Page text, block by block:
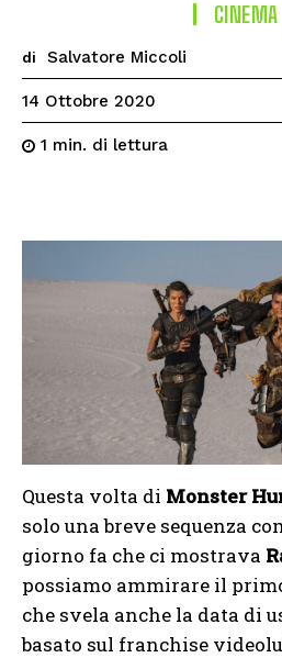
CINEMA
di Salvatore Miccoli
14 Ottobre 2020
1 min. di lettura
Questa volta di Monster
solo una breve sequenza
giorno fa che ci mostrava
possiamo ammirare il
che svela anche la data di
basato sul franchise